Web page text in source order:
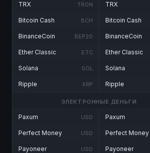
TRX TRON
Bitcoin Cash BCH
BinanceCoin BEP20
Ether Classic ETC
Solana SOL
Ripple XRP
TRX
Bitcoin Cash
BinanceCoin
Ether Classic
Solana
Ripple
ЭЛЕКТРОННЫЕ ДЕНЬГИ
Paxum USD
Perfect Money USD
Payoneer USD
Paxum
Perfect Money
Payoneer